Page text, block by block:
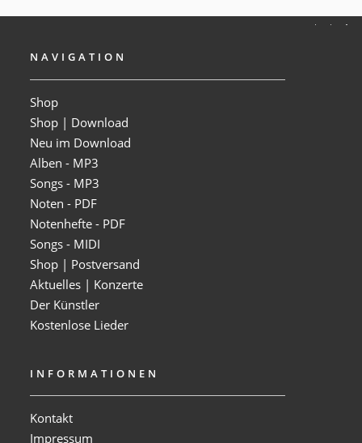
NAVIGATION
Shop
Shop | Download
Neu im Download
Alben - MP3
Songs - MP3
Noten - PDF
Notenhefte - PDF
Songs - MIDI
Shop | Postversand
Aktuelles | Konzerte
Der Künstler
Kostenlose Lieder
INFORMATIONEN
Kontakt
Impressum